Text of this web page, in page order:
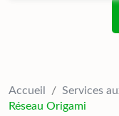
Accueil / Services
Réseau Origami